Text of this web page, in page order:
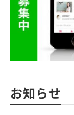
お知らせ